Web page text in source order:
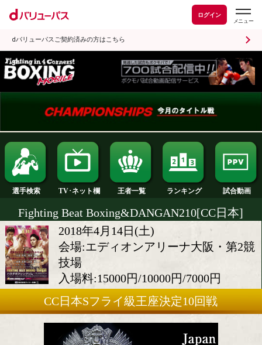
ログイン
dバリューパスご契約済みの方はこちら
選手検索 TV･ネット欄 王者一覧 ランキング
Fighting Beat
2018年4月14日(土)
会場:エディオンアリーナ大阪
技場
入場料:15000円/10000円/7000